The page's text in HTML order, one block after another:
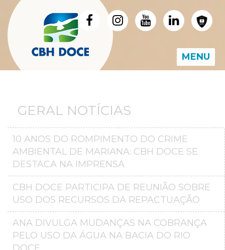
MENU
GERAL NOTÍCIAS
10 ANOS DO ROMPIMENTO DO CRIME
AMBIENTAL DE MARIANA: CBH DOCE SE
DESTACA NA IMPRENSA
CBH DOCE PARTICIPA DE REUNIÃO SOBRE
USO DOS RECURSOS DA REPACTUAÇÃO
ANA DIVULGA MUDANÇAS NA COBRANÇA
PELO USO DA ÁGUA NA BACIA DO RIO